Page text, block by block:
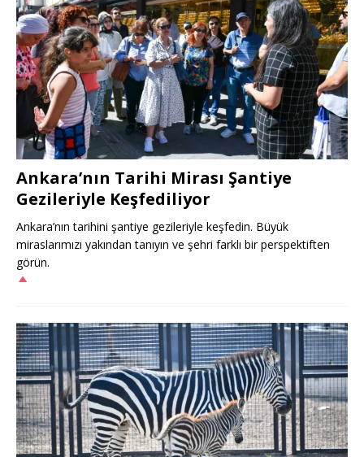
Ankara’nın Tarihi Mirası Şantiye
Gezileriyle Keşfediliyor
Ankara’nın tarihini şantiye gezileriyle keşfedin. Büyük
miraslarımızı yakından tanıyın ve şehri farklı bir perspektiften
görün.